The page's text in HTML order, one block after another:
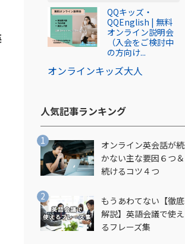
オンラインキッズ大人
QQキッズ・
QQEnglish | 無料
オンライン説明会
（入会をご検討中
の方向け...
人気記事ランキング​
オンライン英会話が続
かない主な要因６つ＆
続けるコツ４つ
もうあわてない【徹底
解説】英語会議で使え
るフレーズ集